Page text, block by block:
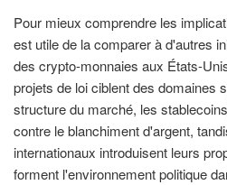
Pour mieux comprendre les
est utile de la comparer à d'autres
des crypto-monnaies aux États-
projets de loi ciblent des domaines
structure du marché, les
contre le blanchiment d'argent,
internationaux introduisent leurs
forment l'environnement politique